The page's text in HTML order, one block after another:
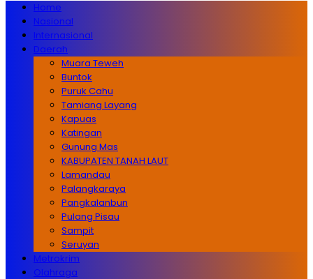
Home
Nasional
Internasional
Daerah
Muara Teweh
Buntok
Puruk Cahu
Tamiang Layang
Kapuas
Katingan
Gunung Mas
KABUPATEN TANAH LAUT
Lamandau
Palangkaraya
Pangkalanbun
Pulang Pisau
Sampit
Seruyan
Metrokrim
Olahraga